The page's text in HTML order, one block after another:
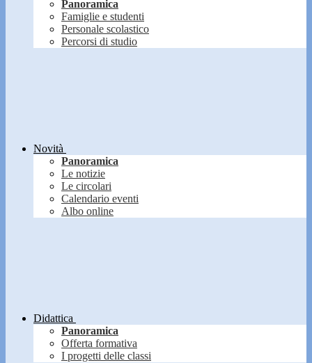
Panoramica
Famiglie e studenti
Personale scolastico
Percorsi di studio
Novità
Panoramica
Le notizie
Le circolari
Calendario eventi
Albo online
Didattica
Panoramica
Offerta formativa
I progetti delle classi